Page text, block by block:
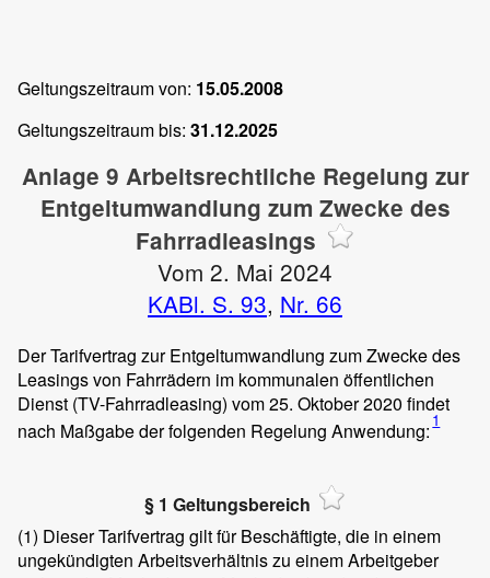
Geltungszeitraum von: 15.05.2008
Geltungszeitraum bis: 31.12.2025
Anlage 9 Arbeitsrechtliche Regelung zur
Entgeltumwandlung zum Zwecke des
Fahrradleasings
Vom 2. Mai 2024
KABl. S. 93, Nr. 66
Der Tarifvertrag zur Entgeltumwandlung zum Zwecke des
Leasings von Fahrrädern im kommunalen öffentlichen
Dienst (TV-Fahrradleasing) vom 25. Oktober 2020 findet
nach Maßgabe der folgenden Regelung Anwendung: 1
§ 1 Geltungsbereich
(1) Dieser Tarifvertrag gilt für Beschäftigte, die in einem
ungekündigten Arbeitsverhältnis zu einem Arbeitgeber